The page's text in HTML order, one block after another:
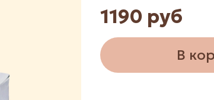
1190 руб
В